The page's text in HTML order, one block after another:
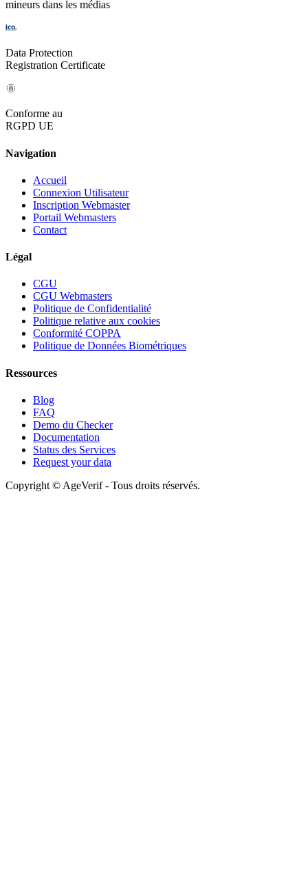
mineurs dans les médias
Data Protection
Registration Certificate
Conforme au
RGPD UE
Navigation
Accueil
Connexion Utilisateur
Inscription Webmaster
Portail Webmasters
Contact
Légal
CGU
CGU Webmasters
Politique de Confidentialité
Politique relative aux cookies
Conformité COPPA
Politique de Données Biométriques
Ressources
Blog
FAQ
Demo du Checker
Documentation
Status des Services
Request your data
Copyright © AgeVerif - Tous droits réservés.